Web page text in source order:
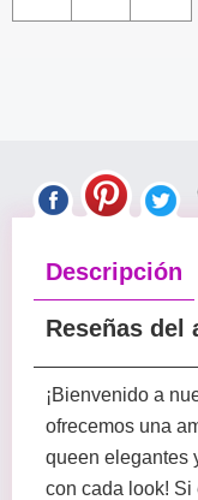
Descripción
Reseñas del
¡Bienvenido a
ofrecemos una
queen elegantes
con cada look! Si